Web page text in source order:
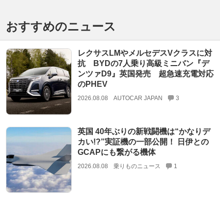
おすすめのニュース
レクサスLMやメルセデスVクラスに対
抗 BYDの7人乗り高級ミニバン『デ
ンツァD9』英国発売 超急速充電対応
のPHEV
2026.08.08 AUTOCAR JAPAN 3
英国 40年ぶりの新戦闘機は“かなりデ
カい!?”実証機の一部公開！ 日伊との
GCAPにも繋がる機体
2026.08.08 乗りものニュース 1